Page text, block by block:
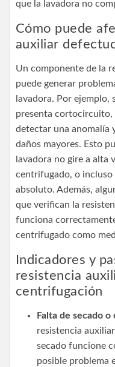
que la lavadora no
Cómo puede
auxiliar
Un componente de la
puede generar
lavadora. Por ejemplo,
presenta
detectar una anomalía
daños mayores. Esto
lavadora no gire a alta
centrifugado, o incluso
absoluto. Además,
que verifican la
funciona
centrifugado como
Indicadores y
resistencia
centrifugación
Falta de secado
resistencia
secado funcione
posible problema